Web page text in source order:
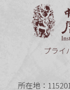
プライ
所在地：